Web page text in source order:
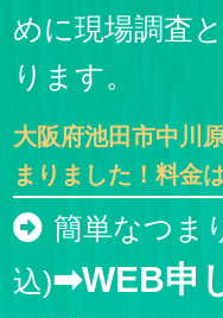
めに現場調査
ります。
大阪府池田市中川
まりました！料金
簡単なつま
込)➡WEB申